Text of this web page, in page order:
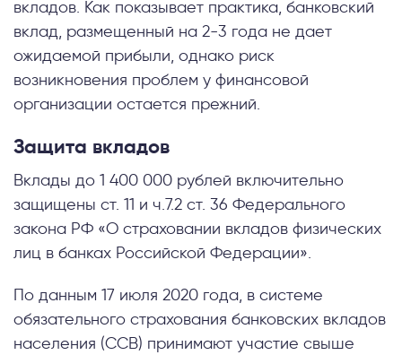
вкладов. Как показывает практика, банковский
вклад, размещенный на 2-3 года не дает
ожидаемой прибыли, однако риск
возникновения проблем у финансовой
организации остается прежний.
Защита вкладов
Вклады до 1 400 000 рублей включительно
защищены ст. 11 и ч.7.2 ст. 36 Федерального
закона РФ «О страховании вкладов физических
лиц в банках Российской Федерации».
По данным 17 июля 2020 года, в системе
обязательного страхования банковских вкладов
населения (ССВ) принимают участие свыше